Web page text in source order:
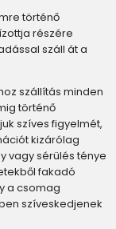
történő
részére
száll át a
szállítás minden
történő
szíves figyelmét,
kizárólag
vagy sérülés ténye
fakadó
a csomag
szíveskedjenek